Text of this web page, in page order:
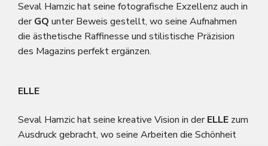
Seval Hamzic hat seine fotografische Exzellenz auch in
derGQ unter Beweis gestellt, wo seine Aufnahmen
die ästhetische Raffinesse und stilistische Präzision
des Magazins perfekt ergänzen.
ELLE
Seval Hamzic hat seine kreative Vision in derELLE zum
Ausdruck gebracht, wo seine Arbeiten die Schönheit